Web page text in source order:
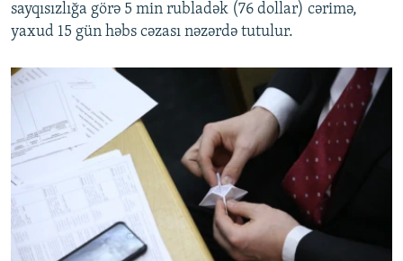
sayqısızlığa görə 5 min rubladək (76 dollar) cərimə,
yaxud 15 gün həbs cəzası nəzərdə tutulur.